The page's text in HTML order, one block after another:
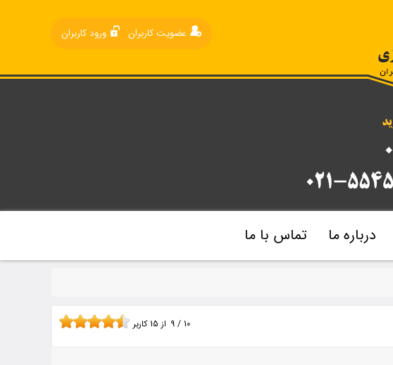
ورود کاربران عضویت کاربران
درباره ما تماس با ما
9 / 10 از 15کاربر